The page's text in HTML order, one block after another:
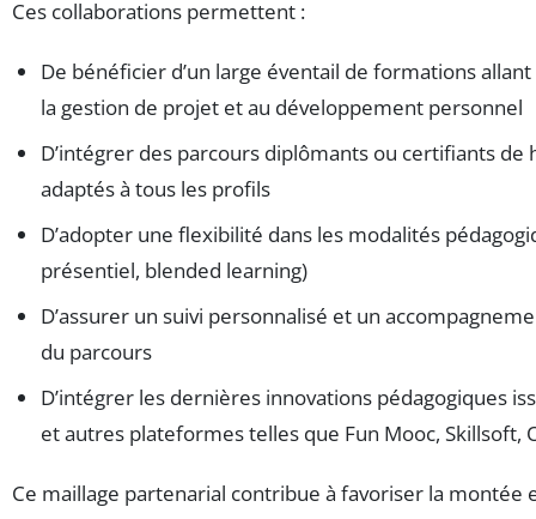
Ces collaborations permettent :
De bénéficier d’un large éventail de formations
la gestion de projet et au développement personnel
D’intégrer des parcours diplômants ou certifiants de
adaptés à tous les profils
D’adopter une flexibilité dans les modalités
présentiel, blended learning)
D’assurer un suivi personnalisé et un
du parcours
D’intégrer les dernières innovations pédagogiques
et autres plateformes telles que Fun Mooc, Skillsoft,
Ce maillage partenarial contribue à favoriser la montée